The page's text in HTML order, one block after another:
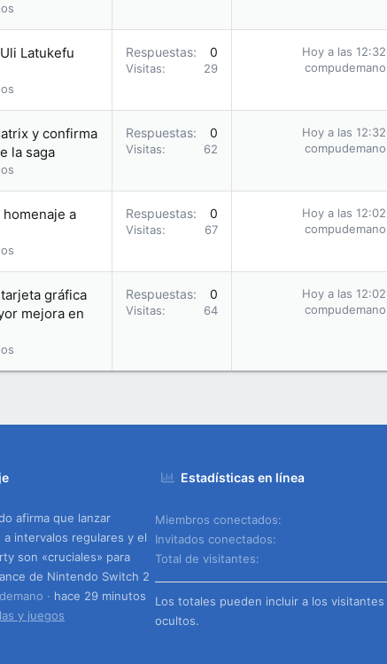
Latukefu
Respuestas 0
Visitas 29
Hoy a las 12:32
compudemano
y confirma
la saga
Respuestas 0
Visitas 62
Hoy a las 12:32
compudemano
a
Respuestas 0
Visitas 67
Hoy a las 12:02
compudemano
gráfica
mejora en
Respuestas 0
Visitas 64
Hoy a las 12:02
compudemano
afirma que lanzar
a intervalos regulares y el
son «cruciales» para
de Nintendo Switch 2
hace 29 minutos
y juegos
Estadísticas en línea
Miembros conectados
Invitados conectados
Total de visitantes
Los totales pueden incluir a los visitantes
ocultos.